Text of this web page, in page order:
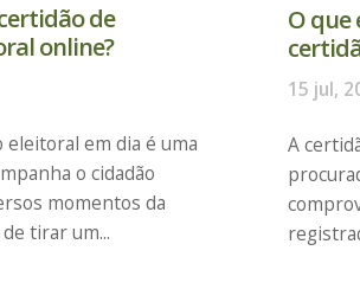
de
online?
eleitoral em dia é uma
o cidadão
momentos da
tirar um...
O que
15 jul,
A